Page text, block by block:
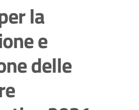
la
e
delle